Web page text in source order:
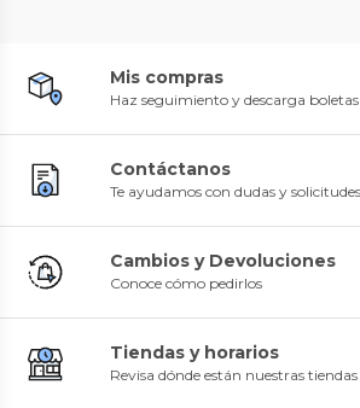
Mis compras
Haz seguimiento y descarga boletas
Contáctanos
Te ayudamos con dudas y solicitudes
Cambios y Devoluciones
Conoce cómo pedirlos
Tiendas y horarios
Revisa dónde están nuestras tiendas